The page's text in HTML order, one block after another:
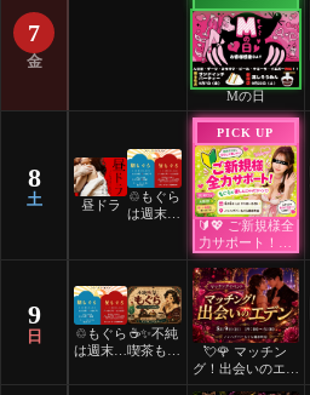
7
金
Mの日
8
土 昼ドラ
♲もぐら
は週末祝
PICK UP
🔰💖 ご新規様全
力サポート！💖
🔰
9
日
♲もぐら
は週末祝
間営業♲
☕️✨不純
喫茶もぐ
💘🌹 マッチン
グ！出会いのエデ
ン 🌹💘